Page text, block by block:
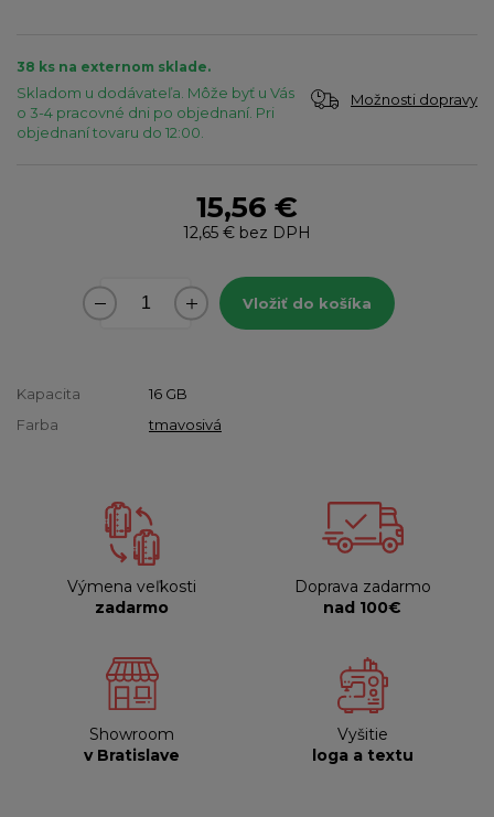
38 ks na externom sklade.
Skladom u dodávateľa. Môže byť u Vás
o 3-4 pracovné dni po objednaní. Pri
objednaní tovaru do 12:00.
Možnosti dopravy
15,56 €
12,65 € bez DPH
Vložiť do košíka
Kapacita
16 GB
Farba
tmavosivá
Výmena veľkosti
zadarmo
Doprava zadarmo
nad 100€
Showroom
v Bratislave
Vyšitie
loga a textu